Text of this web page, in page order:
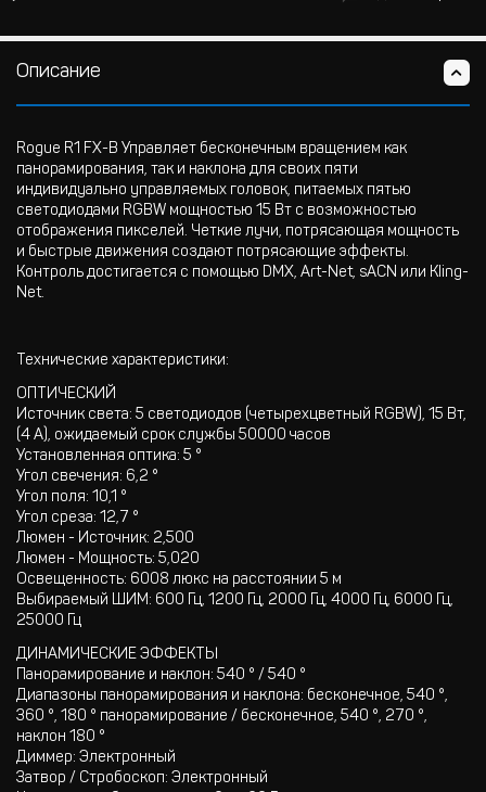
Описание
Rogue R1 FX-B Управляет бесконечным вращением как
панорамирования, так и наклона для своих пяти
индивидуально управляемых головок, питаемых пятью
светодиодами RGBW мощностью 15 Вт с возможностью
отображения пикселей. Четкие лучи, потрясающая мощность
и быстрые движения создают потрясающие эффекты.
Контроль достигается с помощью DMX, Art-Net, sACN или Kling-
Net.
Технические характеристики:
ОПТИЧЕСКИЙ
Источник света: 5 светодиодов (четырехцветный RGBW), 15 Вт,
(4 А), ожидаемый срок службы 50000 часов
Установленная оптика: 5 °
Угол свечения: 6,2 °
Угол поля: 10,1 °
Угол среза: 12,7 °
Люмен - Источник: 2,500
Люмен - Мощность: 5,020
Освещенность: 6008 люкс на расстоянии 5 м
Выбираемый ШИМ: 600 Гц, 1200 Гц, 2000 Гц, 4000 Гц, 6000 Гц,
25000 Гц
ДИНАМИЧЕСКИЕ ЭФФЕКТЫ
Панорамирование и наклон: 540 ° / 540 °
Диапазоны панорамирования и наклона: бесконечное, 540 °,
360 °, 180 ° панорамирование / бесконечное, 540 °, 270 °,
наклон 180 °
Диммер: Электронный
Затвор / Стробоскоп: Электронный